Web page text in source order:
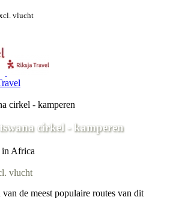
vlucht
cirkel - kamperen
vlucht
de meest populaire routes van dit